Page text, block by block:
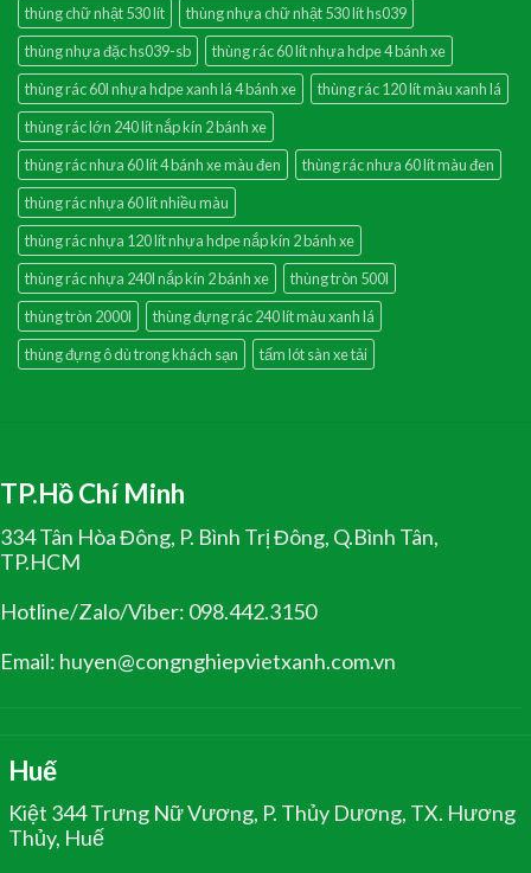
thùng chữ nhật 530 lít
thùng nhựa chữ nhật 530 lít hs039
thùng nhựa đặc hs039-sb
thùng rác 60 lít nhựa hdpe 4 bánh xe
thùng rác 60l nhựa hdpe xanh lá 4 bánh xe
thùng rác 120 lít màu xanh lá
thùng rác lớn 240 lít nắp kín 2 bánh xe
thùng rác nhưa 60 lít 4 bánh xe màu đen
thùng rác nhưa 60 lít màu đen
thùng rác nhựa 60 lít nhiều màu
thùng rác nhựa 120 lít nhựa hdpe nắp kín 2 bánh xe
thùng rác nhựa 240l nắp kín 2 bánh xe
thùng tròn 500l
thùng tròn 2000l
thùng đựng rác 240 lít màu xanh lá
thùng đựng ô dù trong khách sạn
tấm lót sàn xe tải
TP.Hồ Chí Minh
334 Tân Hòa Đông, P. Bình Trị Đông, Q.Bình Tân,
TP.HCM
Hotline/Zalo/Viber: 098.442.3150
Email: huyen@congnghiepvietxanh.com.vn
Huế
Kiệt 344 Trưng Nữ Vương, P. Thủy Dương, TX. Hương
Thủy, Huế